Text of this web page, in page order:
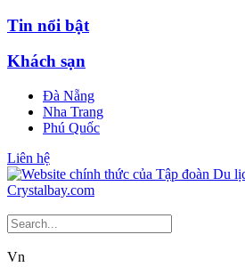
Tin nổi bật
Khách sạn
Đà Nẵng
Nha Trang
Phú Quốc
Liên hệ
Vn